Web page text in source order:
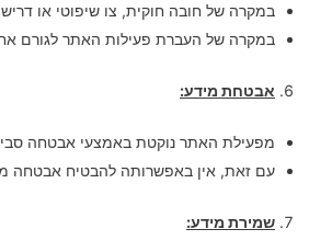
במקרה של חובה חוקית, צו שיפוטי או
במקרה של העברת פעילות האתר לגורם
אבטחת מידע:
מפעילת האתר נוקטת באמצעי אבטחה
עם זאת, אין באפשרותה להבטיח אבטחה
שמירת מידע: